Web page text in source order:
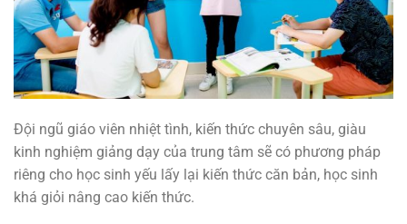
Đội ngũ giáo viên nhiệt tình, kiến thức chuyên sâu, giàu
kinh nghiệm giảng dạy của trung tâm sẽ có phương pháp
riêng cho học sinh yếu lấy lại kiến thức căn bản, học sinh
khá giỏi nâng cao kiến thức.